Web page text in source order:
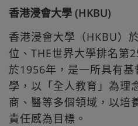
香港浸會大學 (HKBU)
香港浸會大學（HKBU）
位、THE世界大學排名第
於1956年，是一所具有
學，以「全人教育」為理
商、醫等多個領域，以培
責任感為目標。